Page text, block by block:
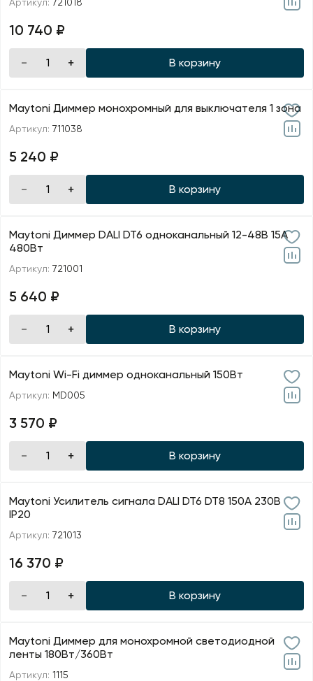
10 740 ₽
В корзину
Maytoni Диммер монохромный для выключателя 1 зона
Артикул: 711038
5 240 ₽
В корзину
Maytoni Диммер DALI DT6 одноканальный 12-48В 15A
480Вт
Артикул: 721001
5 640 ₽
В корзину
Maytoni Wi-Fi диммер одноканальный 150Вт
Артикул: MD005
3 570 ₽
В корзину
Maytoni Усилитель сигнала DALI DT6 DT8 150А 230В
IP20
Артикул: 721013
16 370 ₽
В корзину
Maytoni Диммер для монохромной светодиодной
ленты 180Вт/360Вт
Артикул: 1115